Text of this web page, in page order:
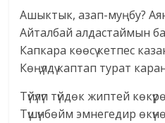
Ашыктык, азап-муңбу?
Айталбай алдастаймын
Капкара көөсү кетпес
Көңүлдү каптап турат
Түйүлүп түйдөк жиптей
Түшүнбөйм эмнегедир